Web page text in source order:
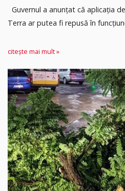
Guvernul a anunțat că aplicația
Terra ar putea fi repusă în
citește mai mult »